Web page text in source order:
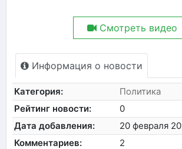
Смотреть видео
Информация о новости
Категория:
Политика
Рейтинг новости:
0
Дата добавления:
20 февраля
Комментариев:
2